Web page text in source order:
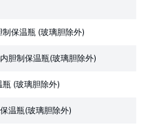
制保温瓶 (玻璃胆除外)
胆制保温瓶(玻璃胆除外)
瓶 (玻璃胆除外)
温瓶(玻璃胆除外)